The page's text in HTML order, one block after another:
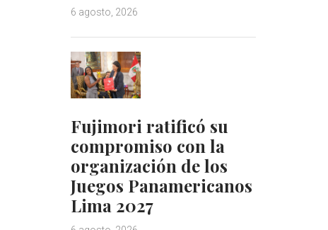
6 agosto, 2026
Fujimori ratificó su
compromiso con la
organización de los
Juegos Panamericanos
Lima 2027